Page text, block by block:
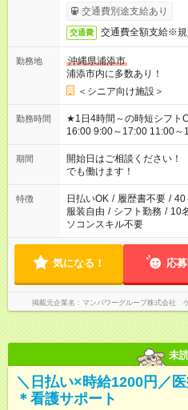
完了次第のお支払いとなり
交通費別途支給あり
交通費 交通費全額支給※
勤務地
沖縄県浦添市
浦添市内に多数あり！
＜シニア向け施設＞
勤務時間
★1日4時間～の時短シフトOK ★スタート時間選べます！
16:00 9:00～17:00 11:00～19:00
場合、他のお仕事と合わせ
ん ※法令に基づき、週20時
となります ※労働者派遣法
短時間・短期間の就業はご
期間
開始日はご相談ください
でも働けます！
特徴 日払いOK / 履歴書不要 / 40
服装自由 / シフト勤務 / 10
ソコンスキル不要
気になる！ 応
掲載元企業名 マンパワーグループ株式会社
未
＼日払い×時給1200円／
＊看護サポート